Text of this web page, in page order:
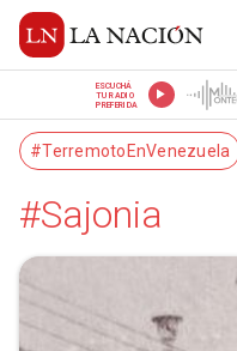
ESCUCHÁ
TU RADIO
PREFERIDA
#TerremotoEnVenezuela
#Sajonia